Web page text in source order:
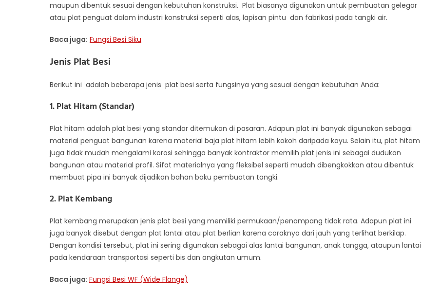
maupun dibentuk sesuai dengan kebutuhan konstruksi. Plat biasanya digunakan untuk pembuatan gelegar
atau plat penguat dalam industri konstruksi seperti alas, lapisan pintu dan fabrikasi pada tangki air.
Baca juga: Fungsi Besi Siku
Jenis Plat Besi
Berikut ini adalah beberapa jenis plat besi serta fungsinya yang sesuai dengan kebutuhan Anda:
1. Plat Hitam (Standar)
Plat hitam adalah plat besi yang standar ditemukan di pasaran. Adapun plat ini banyak digunakan sebagai
material penguat bangunan karena material baja plat hitam lebih kokoh daripada kayu. Selain itu, plat hitam
juga tidak mudah mengalami korosi sehingga banyak kontraktor memilih plat jenis ini sebagai dudukan
bangunan atau material profil. Sifat materialnya yang fleksibel seperti mudah dibengkokkan atau dibentuk
membuat pipa ini banyak dijadikan bahan baku pembuatan tangki.
2. Plat Kembang
Plat kembang merupakan jenis plat besi yang memiliki permukaan/penampang tidak rata. Adapun plat ini
juga banyak disebut dengan plat lantai atau plat berlian karena coraknya dari jauh yang terlihat berkilap.
Dengan kondisi tersebut, plat ini sering digunakan sebagai alas lantai bangunan, anak tangga, ataupun lantai
pada kendaraan transportasi seperti bis dan angkutan umum.
Baca juga: Fungsi Besi WF (Wide Flange)